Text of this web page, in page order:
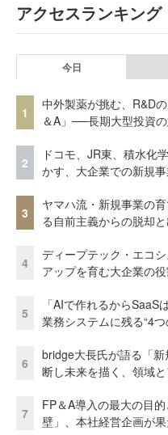
アクセスランキング
今日
1
中外製薬が挑む、R&D
＆A」──長期大型投資
2
ドコモ、JR東、積水化
かす、大企業での新規
3
ヤマハ流・新規事業の
る自前主義からの脱却
4
ディープテック・エコ
アップを育む大企業の役
5
「AIで作れるからSaaS
業務システムに残る“4
6
bridge大長氏が語る「
断し未来を描く、領域
7
FP＆A導入の最大の目
壁」、本社経営企画が